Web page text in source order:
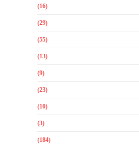
(16)
(29)
(55)
(13)
(9)
(23)
(10)
(3)
(184)